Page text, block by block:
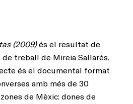
(2009)és el resultat de
de treball de Mireia Sallarès.
és el documental format
amb més de 30
de Mèxic: dones de